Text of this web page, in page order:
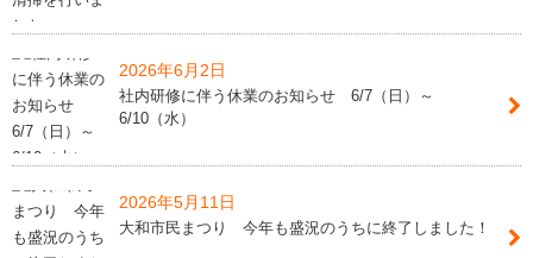
物件検索
ン・
店
2026年6月2日
社内研修に伴う休業のお知らせ 6/7（日）～
6/10（水）
2026年5月11日
大和市民まつり 今年も盛況のうちに終了しました！